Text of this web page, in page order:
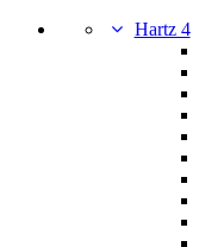
Hartz 4